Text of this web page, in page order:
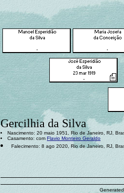
Gercilhia da Silva
Nascimento: 20 maio 1951, Rio de Janeiro, RJ,
Casamento: com Flavio Monteiro Geraldo
Falecimento: 8 ago 2020, Rio de Janeiro, RJ,